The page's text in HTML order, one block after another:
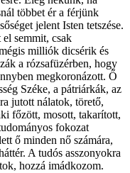
többet ér a férjünk
jelent Isten tetszése.
semmit, csak
milliók dicsérik és
a rózsafüzérben, hogy
megkoronázott. Ő
Széke, a pátriárkák, az
jutott nálatok, törető,
főzött, mosott, takarított,
fokozat
ő minden nő számára,
A tudós asszonyokra
hozzá imádkozom.